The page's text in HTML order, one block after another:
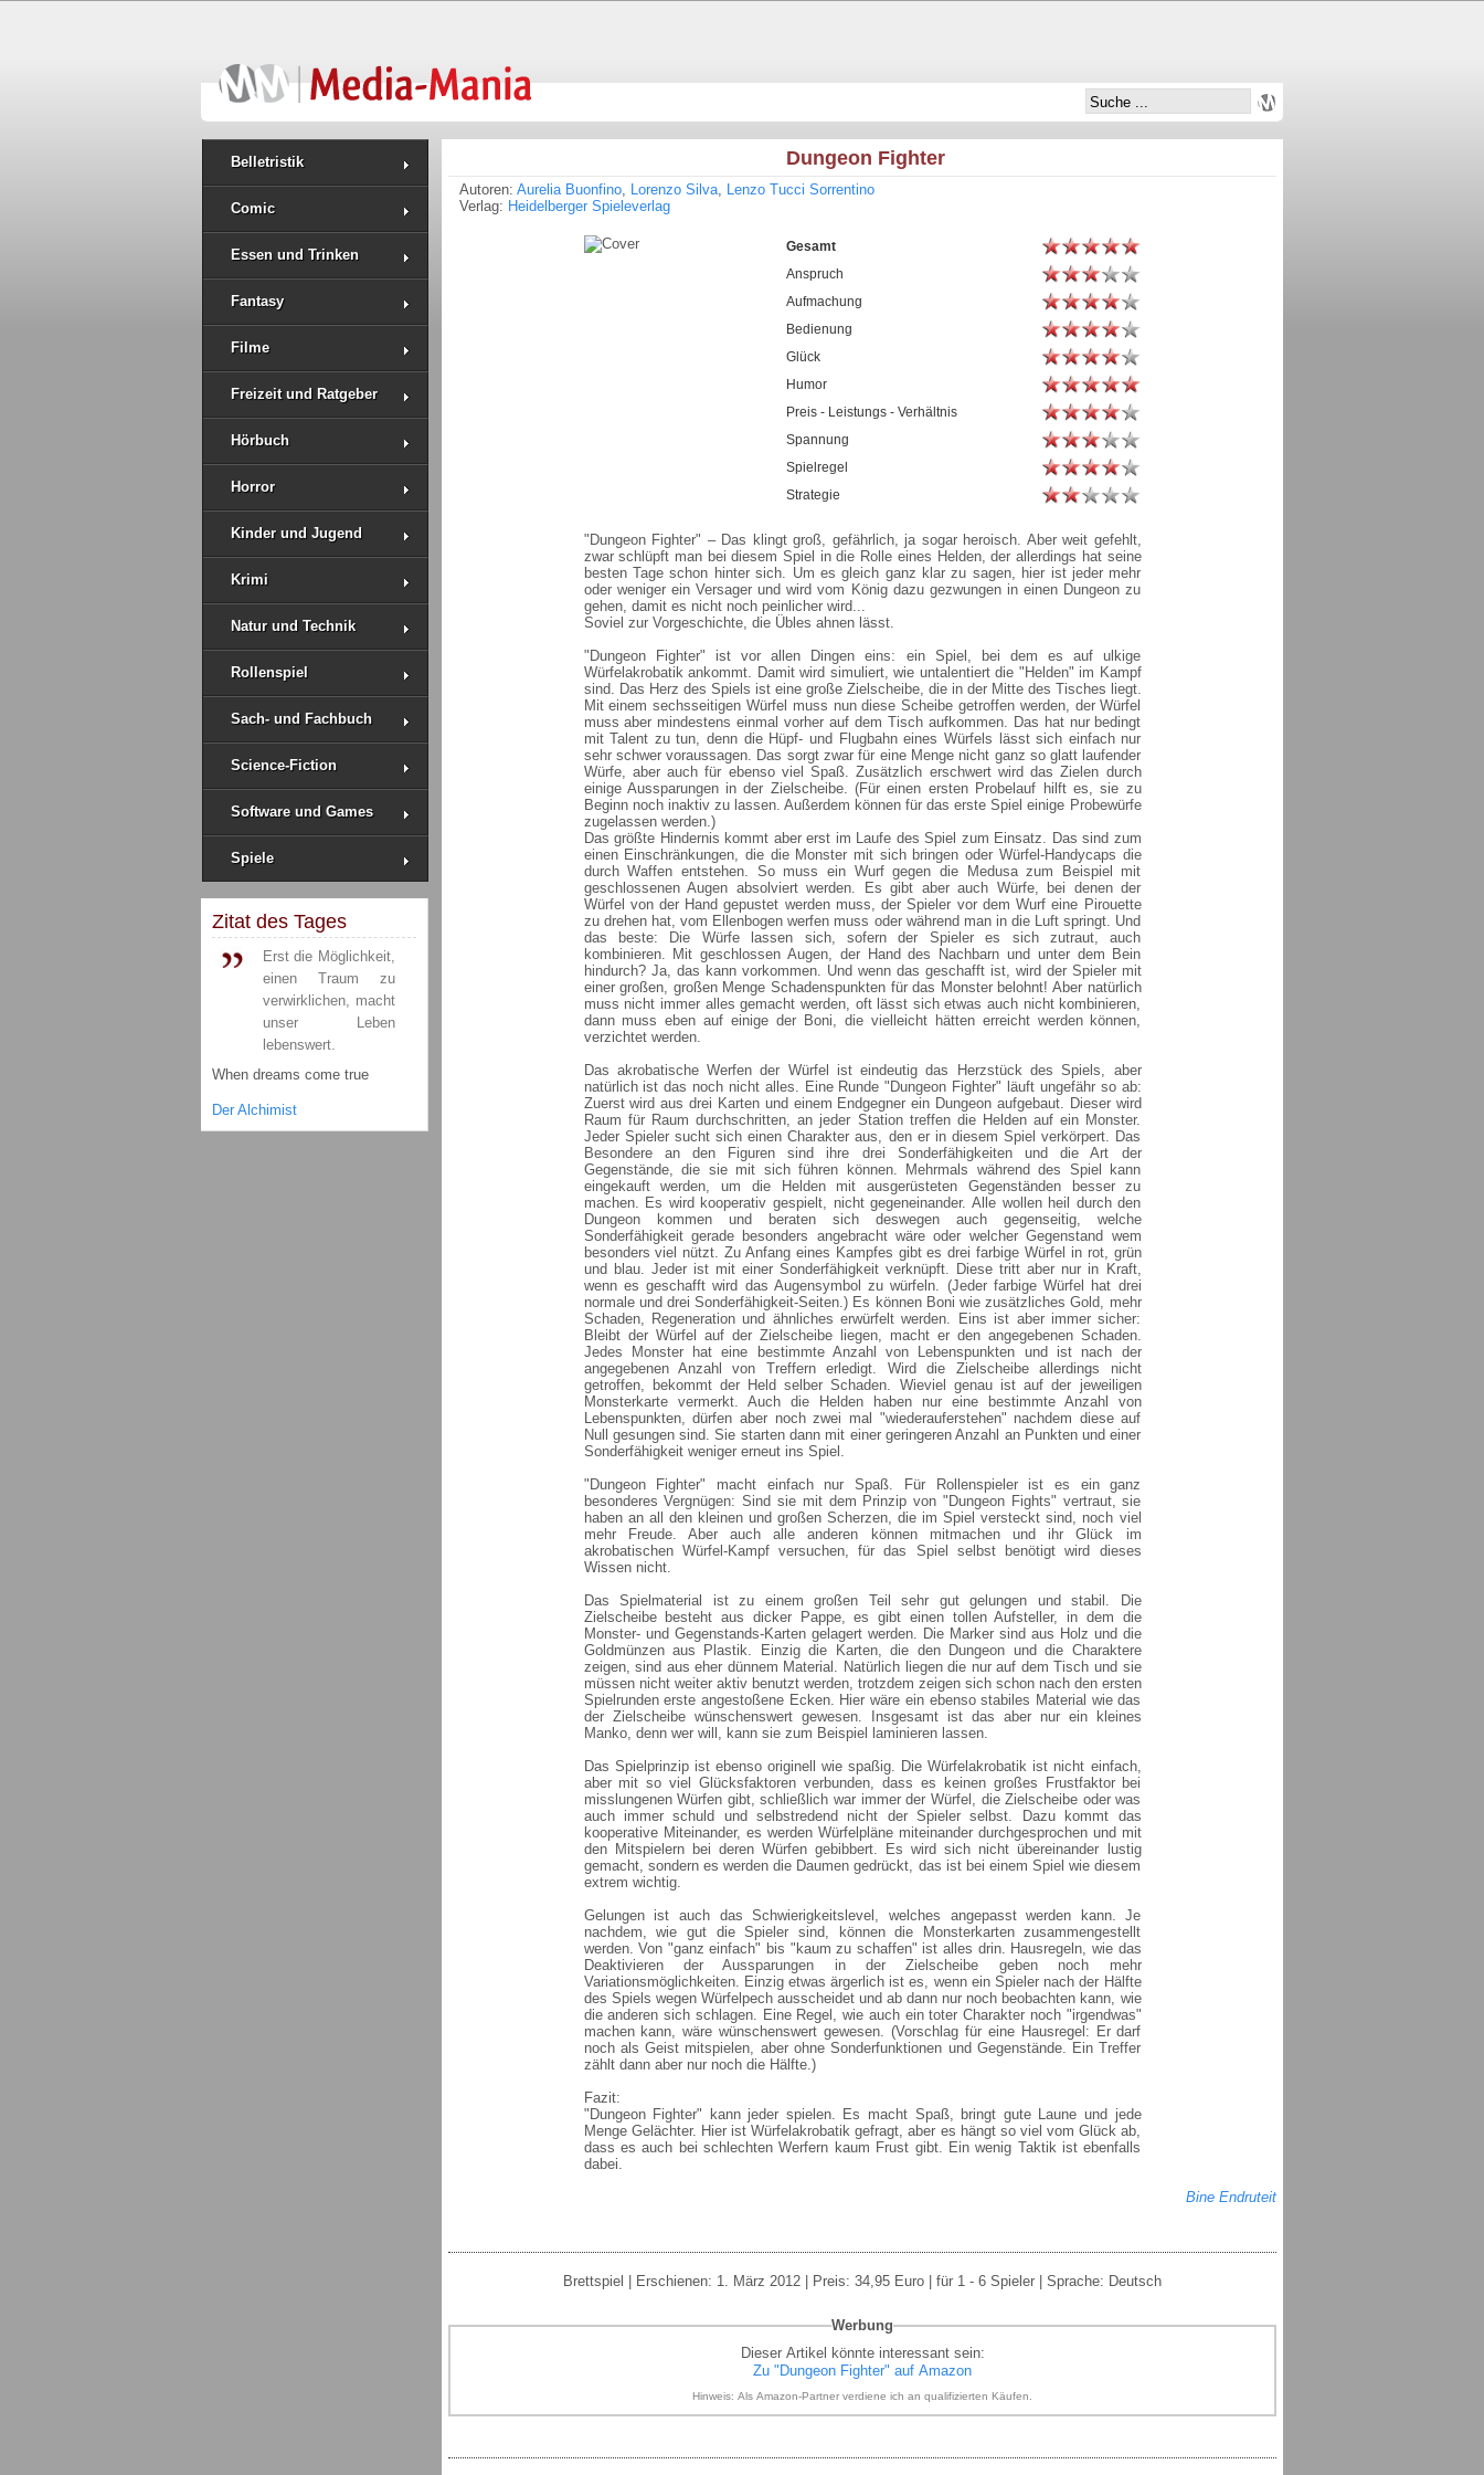
Belletristik
Comic
Essen und Trinken
Fantasy
Filme
Freizeit und Ratgeber
Hörbuch
Horror
Kinder und Jugend
Krimi
Natur und Technik
Rollenspiel
Sach- und Fachbuch
Science-Fiction
Software und Games
Spiele
Zitat des Tages
Erst die Möglichkeit,
einen Traum zu
verwirklichen, macht
unser Leben
lebenswert.
When dreams come true
Der Alchimist
Dungeon Fighter
Autoren: Aurelia Buonfino, Lorenzo Silva, Lenzo Tucci Sorrentino
Verlag: Heidelberger Spieleverlag
Gesamt
Anspruch
Aufmachung
Bedienung
Glück
Humor
Preis - Leistungs - Verhältnis
Spannung
Spielregel
Strategie
"Dungeon Fighter" – Das klingt groß, gefährlich, ja sogar heroisch. Aber weit gefehlt,
zwar schlüpft man bei diesem Spiel in die Rolle eines Helden, der allerdings hat seine
besten Tage schon hinter sich. Um es gleich ganz klar zu sagen, hier ist jeder mehr
oder weniger ein Versager und wird vom König dazu gezwungen in einen Dungeon zu
gehen, damit es nicht noch peinlicher wird...
Soviel zur Vorgeschichte, die Übles ahnen lässt.
"Dungeon Fighter" ist vor allen Dingen eins: ein Spiel, bei dem es auf ulkige
Würfelakrobatik ankommt. Damit wird simuliert, wie untalentiert die "Helden" im Kampf
sind. Das Herz des Spiels ist eine große Zielscheibe, die in der Mitte des Tisches liegt.
Mit einem sechsseitigen Würfel muss nun diese Scheibe getroffen werden, der Würfel
muss aber mindestens einmal vorher auf dem Tisch aufkommen. Das hat nur bedingt
mit Talent zu tun, denn die Hüpf- und Flugbahn eines Würfels lässt sich einfach nur
sehr schwer voraussagen. Das sorgt zwar für eine Menge nicht ganz so glatt laufender
Würfe, aber auch für ebenso viel Spaß. Zusätzlich erschwert wird das Zielen durch
einige Aussparungen in der Zielscheibe. (Für einen ersten Probelauf hilft es, sie zu
Beginn noch inaktiv zu lassen. Außerdem können für das erste Spiel einige Probewürfe
zugelassen werden.)
Das größte Hindernis kommt aber erst im Laufe des Spiel zum Einsatz. Das sind zum
einen Einschränkungen, die die Monster mit sich bringen oder Würfel-Handycaps die
durch Waffen entstehen. So muss ein Wurf gegen die Medusa zum Beispiel mit
geschlossenen Augen absolviert werden. Es gibt aber auch Würfe, bei denen der
Würfel von der Hand gepustet werden muss, der Spieler vor dem Wurf eine Pirouette
zu drehen hat, vom Ellenbogen werfen muss oder während man in die Luft springt. Und
das beste: Die Würfe lassen sich, sofern der Spieler es sich zutraut, auch
kombinieren. Mit geschlossen Augen, der Hand des Nachbarn und unter dem Bein
hindurch? Ja, das kann vorkommen. Und wenn das geschafft ist, wird der Spieler mit
einer großen, großen Menge Schadenspunkten für das Monster belohnt! Aber natürlich
muss nicht immer alles gemacht werden, oft lässt sich etwas auch nicht kombinieren,
dann muss eben auf einige der Boni, die vielleicht hätten erreicht werden können,
verzichtet werden.
Das akrobatische Werfen der Würfel ist eindeutig das Herzstück des Spiels, aber
natürlich ist das noch nicht alles. Eine Runde "Dungeon Fighter" läuft ungefähr so ab:
Zuerst wird aus drei Karten und einem Endgegner ein Dungeon aufgebaut. Dieser wird
Raum für Raum durchschritten, an jeder Station treffen die Helden auf ein Monster.
Jeder Spieler sucht sich einen Charakter aus, den er in diesem Spiel verkörpert. Das
Besondere an den Figuren sind ihre drei Sonderfähigkeiten und die Art der
Gegenstände, die sie mit sich führen können. Mehrmals während des Spiel kann
eingekauft werden, um die Helden mit ausgerüsteten Gegenständen besser zu
machen. Es wird kooperativ gespielt, nicht gegeneinander. Alle wollen heil durch den
Dungeon kommen und beraten sich deswegen auch gegenseitig, welche
Sonderfähigkeit gerade besonders angebracht wäre oder welcher Gegenstand wem
besonders viel nützt. Zu Anfang eines Kampfes gibt es drei farbige Würfel in rot, grün
und blau. Jeder ist mit einer Sonderfähigkeit verknüpft. Diese tritt aber nur in Kraft,
wenn es geschafft wird das Augensymbol zu würfeln. (Jeder farbige Würfel hat drei
normale und drei Sonderfähigkeit-Seiten.) Es können Boni wie zusätzliches Gold, mehr
Schaden, Regeneration und ähnliches erwürfelt werden. Eins ist aber immer sicher:
Bleibt der Würfel auf der Zielscheibe liegen, macht er den angegebenen Schaden.
Jedes Monster hat eine bestimmte Anzahl von Lebenspunkten und ist nach der
angegebenen Anzahl von Treffern erledigt. Wird die Zielscheibe allerdings nicht
getroffen, bekommt der Held selber Schaden. Wieviel genau ist auf der jeweiligen
Monsterkarte vermerkt. Auch die Helden haben nur eine bestimmte Anzahl von
Lebenspunkten, dürfen aber noch zwei mal "wiederauferstehen" nachdem diese auf
Null gesungen sind. Sie starten dann mit einer geringeren Anzahl an Punkten und einer
Sonderfähigkeit weniger erneut ins Spiel.
"Dungeon Fighter" macht einfach nur Spaß. Für Rollenspieler ist es ein ganz
besonderes Vergnügen: Sind sie mit dem Prinzip von "Dungeon Fights" vertraut, sie
haben an all den kleinen und großen Scherzen, die im Spiel versteckt sind, noch viel
mehr Freude. Aber auch alle anderen können mitmachen und ihr Glück im
akrobatischen Würfel-Kampf versuchen, für das Spiel selbst benötigt wird dieses
Wissen nicht.
Das Spielmaterial ist zu einem großen Teil sehr gut gelungen und stabil. Die
Zielscheibe besteht aus dicker Pappe, es gibt einen tollen Aufsteller, in dem die
Monster- und Gegenstands-Karten gelagert werden. Die Marker sind aus Holz und die
Goldmünzen aus Plastik. Einzig die Karten, die den Dungeon und die Charaktere
zeigen, sind aus eher dünnem Material. Natürlich liegen die nur auf dem Tisch und sie
müssen nicht weiter aktiv benutzt werden, trotzdem zeigen sich schon nach den ersten
Spielrunden erste angestoßene Ecken. Hier wäre ein ebenso stabiles Material wie das
der Zielscheibe wünschenswert gewesen. Insgesamt ist das aber nur ein kleines
Manko, denn wer will, kann sie zum Beispiel laminieren lassen.
Das Spielprinzip ist ebenso originell wie spaßig. Die Würfelakrobatik ist nicht einfach,
aber mit so viel Glücksfaktoren verbunden, dass es keinen großes Frustfaktor bei
misslungenen Würfen gibt, schließlich war immer der Würfel, die Zielscheibe oder was
auch immer schuld und selbstredend nicht der Spieler selbst. Dazu kommt das
kooperative Miteinander, es werden Würfelpläne miteinander durchgesprochen und mit
den Mitspielern bei deren Würfen gebibbert. Es wird sich nicht übereinander lustig
gemacht, sondern es werden die Daumen gedrückt, das ist bei einem Spiel wie diesem
extrem wichtig.
Gelungen ist auch das Schwierigkeitslevel, welches angepasst werden kann. Je
nachdem, wie gut die Spieler sind, können die Monsterkarten zusammengestellt
werden. Von "ganz einfach" bis "kaum zu schaffen" ist alles drin. Hausregeln, wie das
Deaktivieren der Aussparungen in der Zielscheibe geben noch mehr
Variationsmöglichkeiten. Einzig etwas ärgerlich ist es, wenn ein Spieler nach der Hälfte
des Spiels wegen Würfelpech ausscheidet und ab dann nur noch beobachten kann, wie
die anderen sich schlagen. Eine Regel, wie auch ein toter Charakter noch "irgendwas"
machen kann, wäre wünschenswert gewesen. (Vorschlag für eine Hausregel: Er darf
noch als Geist mitspielen, aber ohne Sonderfunktionen und Gegenstände. Ein Treffer
zählt dann aber nur noch die Hälfte.)
Fazit:
"Dungeon Fighter" kann jeder spielen. Es macht Spaß, bringt gute Laune und jede
Menge Gelächter. Hier ist Würfelakrobatik gefragt, aber es hängt so viel vom Glück ab,
dass es auch bei schlechten Werfern kaum Frust gibt. Ein wenig Taktik ist ebenfalls
dabei.
Bine Endruteit
Brettspiel | Erschienen: 1. März 2012 | Preis: 34,95 Euro | für 1 - 6 Spieler | Sprache: Deutsch
Werbung
Dieser Artikel könnte interessant sein:
Zu "Dungeon Fighter" auf Amazon
Hinweis: Als Amazon-Partner verdiene ich an qualifizierten Käufen.